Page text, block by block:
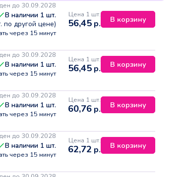
до 30.09.2028
В наличии 1 шт.
по другой цене)
через 15 минут
Цена 1 шт.
56,45 р. В корзину
до 30.09.2028
В наличии 1 шт.
через 15 минут
Цена 1 шт.
56,45 р. В корзину
до 30.09.2028
В наличии 1 шт.
через 15 минут
Цена 1 шт.
60,76 р. В корзину
до 30.09.2028
В наличии 1 шт.
через 15 минут
Цена 1 шт.
62,72 р. В корзину